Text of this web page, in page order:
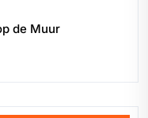
de Muur